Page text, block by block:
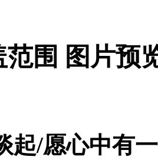
围 图片预
起/愿心中有